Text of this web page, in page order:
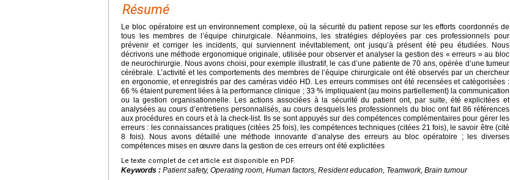
Résumé
Le bloc opératoire est un environnement complexe, où la sécurité du patient repose sur les efforts coordonnés de
tous les membres de l’équipe chirurgicale. Néanmoins, les stratégies déployées par ces professionnels pour
prévenir et corriger les incidents, qui surviennent inévitablement, ont jusqu’à présent été peu étudiées. Nous
décrivons une méthode ergonomique originale, utilisée pour observer et analyser la gestion des « erreurs » au bloc
de neurochirurgie. Nous avons choisi, pour exemple illustratif, le cas d’une patiente de 70 ans, opérée d’une tumeur
cérébrale. L’activité et les comportements des membres de l’équipe chirurgicale ont été observés par un chercheur
en ergonomie, et enregistrés par des caméras vidéo HD. Les erreurs commises ont été recensées et catégorisées :
66 % étaient purement liées à la performance clinique ; 33 % impliquaient (au moins partiellement) la communication
ou la gestion organisationnelle. Les actions associées à la sécurité du patient ont, par suite, été explicitées et
analysées au cours d’entretiens personnalisés, au cours desquels les professionnels du bloc ont fait 86 références
aux procédures en cours et à la check-list. Ils se sont appuyés sur des compétences complémentaires pour gérer les
erreurs : les connaissances pratiques (citées 25 fois), les compétences techniques (citées 21 fois), le savoir être (cité
8 fois). Nous avons détaillé une méthode innovante d’analyse des erreurs au bloc opératoire ; les diverses
compétences mises en œuvre dans la gestion de ces erreurs ont été explicitées
Le texte complet de cet article est disponible en PDF.
Keywords : Patient safety, Operating room, Human factors, Resident education, Teamwork, Brain tumour